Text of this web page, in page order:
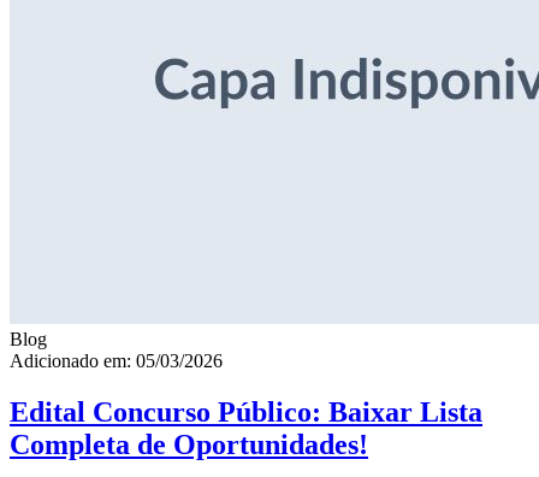
Blog
Adicionado em: 05/03/2026
Edital Concurso Público: Baixar Lista
Completa de Oportunidades!